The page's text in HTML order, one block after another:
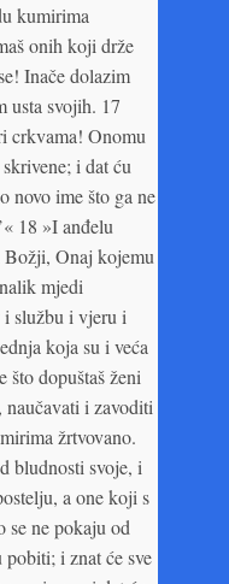
kumirima
onih koji drže
Inače dolazim
usta svojih. 17
crkvama! Onomu
i dat ću
novo ime što ga ne
18 »I anđelu
Božji, Onaj kojemu
mjedi
službu i vjeru i
koja su i veća
dopuštaš ženi
naučavati i zavoditi
žrtvovano.
bludnosti svoje, i
a one koji s
ne pokaju od
i znat će sve